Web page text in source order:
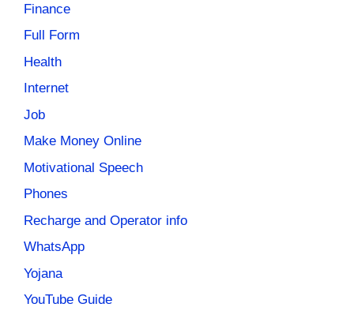
Finance
Full Form
Health
Internet
Job
Make Money Online
Motivational Speech
Phones
Recharge and Operator info
WhatsApp
Yojana
YouTube Guide